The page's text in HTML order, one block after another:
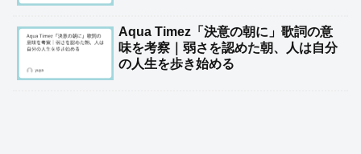
Aqua Timez「決意の朝に」歌詞の意
味を考察｜弱さを認めた朝、人は自分
の人生を歩き始める